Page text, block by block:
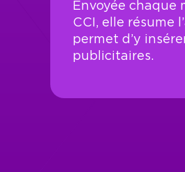
Envoyée chaque
CCI, elle résume
permet d’y
publicitaires.